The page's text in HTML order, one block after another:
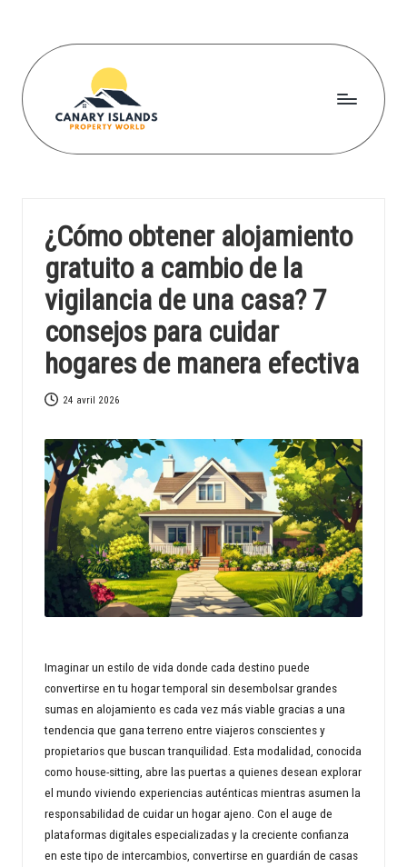
content
C
a
r
yi
s
l
a
n
d
s
p
r
o
p
rt
y
w
o
rl
d
¿Cómo obtener alojamiento
gratuito a cambio de la
vigilancia de una casa? 7
consejos para cuidar
hogares de manera efectiva
24 avril 2026
Imaginar un estilo de vida donde cada destino puede
convertirse en tu hogar temporal sin desembolsar grandes
sumas en alojamiento es cada vez más viable gracias a una
tendencia que gana terreno entre viajeros conscientes y
propietarios que buscan tranquilidad. Esta modalidad, conocida
como house-sitting, abre las puertas a quienes desean explorar
el mundo viviendo experiencias auténticas mientras asumen la
responsabilidad de cuidar un hogar ajeno. Con el auge de
plataformas digitales especializadas y la creciente confianza
en este tipo de intercambios, convertirse en guardián de casas